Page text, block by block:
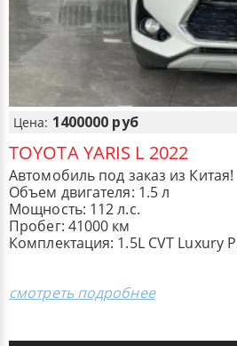
Цена: 1400000 руб
TOYOTA YARIS L 2022
Автомобиль под заказ из Китая!
Объем двигателя: 1.5 л
Мощность: 112 л.с.
Пробег: 41000 км
Комплектация: 1.5L CVT Luxury
смотреть подробнее